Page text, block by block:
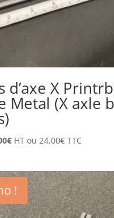
d’axe X
Metal (X axle
:
€Le
est :
20,00€.
HT ou 24,00€TTC
!